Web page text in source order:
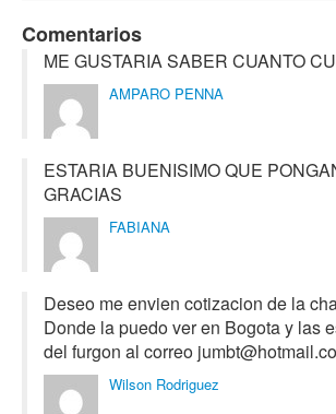
Comentarios
ME GUSTARIA SABER CUANTO
AMPARO PENNA
ESTARIA BUENISIMO QUE
GRACIAS
FABIANA
Deseo me envien cotizacion de la
Donde la puedo ver en Bogota y las
del furgon al correo
Wilson Rodriguez